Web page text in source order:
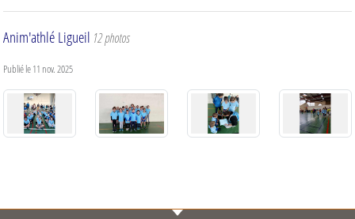
Anim'athlé Ligueil 12 photos
Publié le11 nov. 2025